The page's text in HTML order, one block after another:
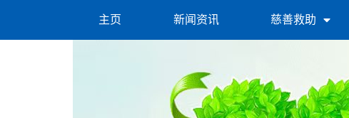
主页 新闻资讯 慈善救助